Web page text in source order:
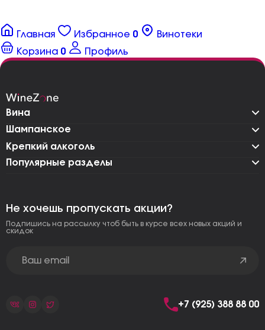
Главная Избранное 0
Винотеки
Корзина 0 Профиль
Вина
Шампанское
Крепкий алкоголь
Популярные разделы
Не хочешь пропускать акции?
Подпишись на рассылку чтоб быть в курсе всех новых акций и
скидок
+7 (925) 388 88 00